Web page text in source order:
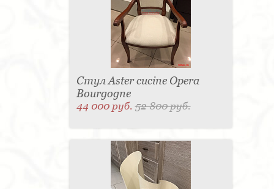
Стул Aster cucine Opera
Bourgogne
44 000 руб.52 800 руб.